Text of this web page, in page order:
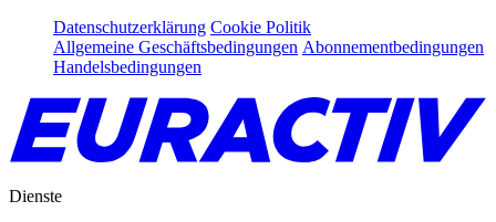
Datenschutzerklärung Cookie Politik
Allgemeine Geschäftsbedingungen Abonnementbedingungen
Handelsbedingungen
Dienste